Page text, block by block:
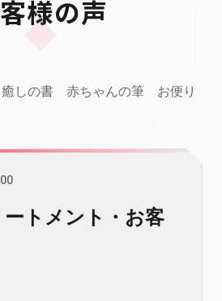
様の声
癒しの書 赤ちゃんの筆 お便り
トメント・お客